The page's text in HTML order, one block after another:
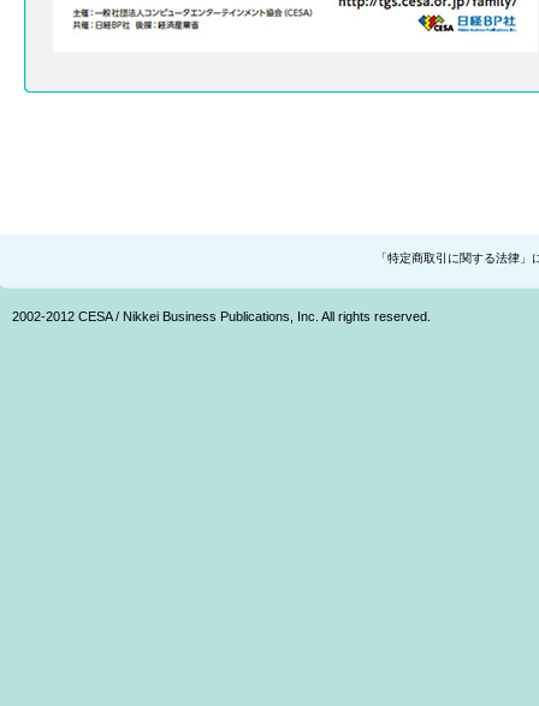
「特定商取引に関する法律」
2002-2012 CESA / Nikkei Business Publications, Inc. All rights reserved.